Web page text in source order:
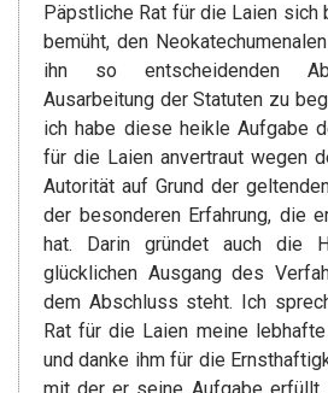
Päpstliche Rat für die Laien sich
bemüht, den
ihn so entscheidenden
Ausarbeitung der Statuten zu
ich habe diese heikle Aufgabe
für die Laien anvertraut wegen
Autorität auf Grund der
der besonderen Erfahrung, die
hat. Darin gründet auch die
glücklichen Ausgang des
dem Abschluss steht. Ich
Rat für die Laien meine
und danke ihm für die